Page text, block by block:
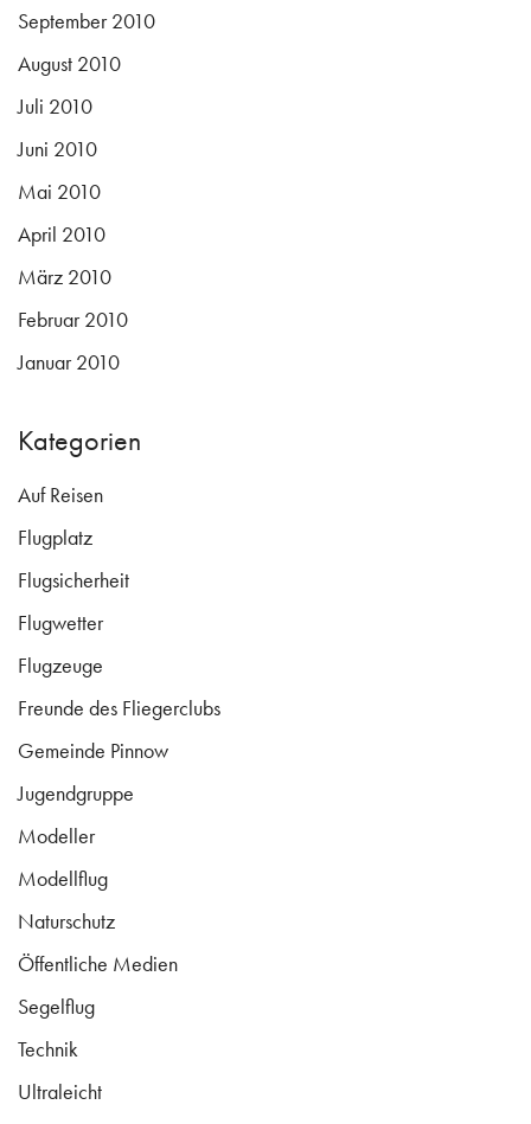
September 2010
August 2010
Juli 2010
Juni 2010
Mai 2010
April 2010
März 2010
Februar 2010
Januar 2010
Kategorien
Auf Reisen
Flugplatz
Flugsicherheit
Flugwetter
Flugzeuge
Freunde des Fliegerclubs
Gemeinde Pinnow
Jugendgruppe
Modeller
Modellflug
Naturschutz
Öffentliche Medien
Segelflug
Technik
Ultraleicht